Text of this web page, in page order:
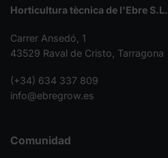
Horticultura tècnica de l'Ebre S.L.
Carrer Ansedó, 1
43529 Raval de Cristo, Tarragona
(+34) 634 337 809
info@ebregrow.es
Comunidad